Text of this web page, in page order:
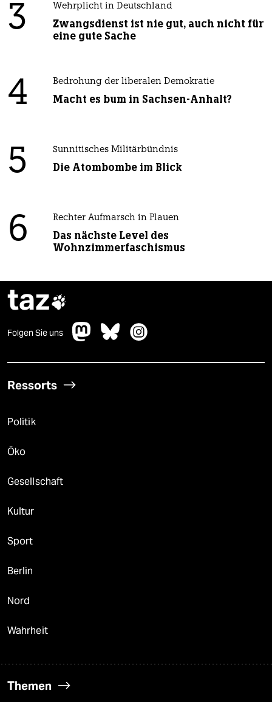
3 Wehrplicht in Deutschland
Zwangsdienst ist nie gut, auch nicht für
eine gute Sache
4 Bedrohung der liberalen Demokratie
Macht es bum in Sachsen-Anhalt?
5 Sunnitisches Militärbündnis
Die Atombombe im Blick
6 Rechter Aufmarsch in Plauen
Das nächste Level des
Wohnzimmerfaschismus
taz
Folgen Sie uns
Ressorts
Politik
Öko
Gesellschaft
Kultur
Sport
Berlin
Nord
Wahrheit
Themen